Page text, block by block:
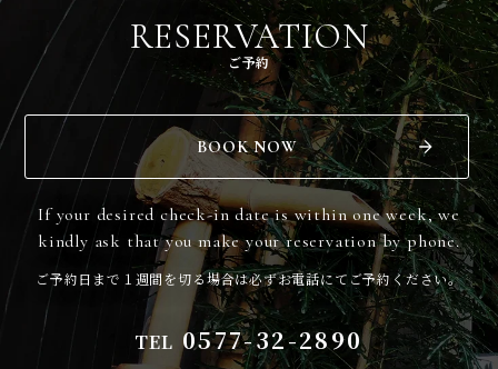
ご予約
RESERVATION
BOOK NOW
If your desired check-in date is within one week, we
kindly ask that you make your reservation by phone.
ご予約日まで１週間を切る場合は必ずお電話にてご予約ください。
TEL 0577-32-2890